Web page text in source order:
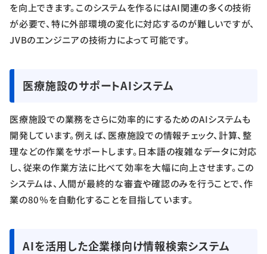
を向上できます。このシステムを作るにはAI関連の多くの技術
が必要で、特に外部環境の変化に対応するのが難しいですが、
JVBのエンジニアの技術力によって可能です。
医療施設のサポートAIシステム
医療施設での業務をさらに効率的にするためのAIシステムも
開発しています。例えば、医療施設での情報チェック、計算、整
理などの作業をサポートします。日本語の複雑なデータに対応
し、従来の作業方法に比べて効率を大幅に向上させます。この
システムは、人間が最終的な審査や確認のみを行うことで、作
業の80％を自動化することを目指しています。
AIを活用した企業様向け情報検索システム